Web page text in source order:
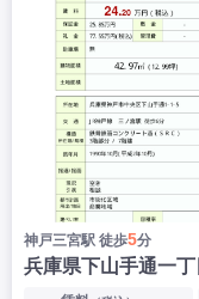
神戸三宮駅 徒歩5分
兵庫県下山手通一